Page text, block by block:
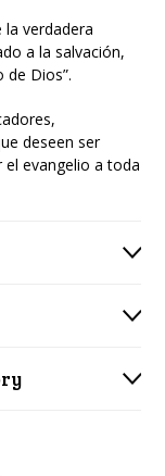
verdadera
a la salvación,
Dios”.
deseen ser
evangelio a toda